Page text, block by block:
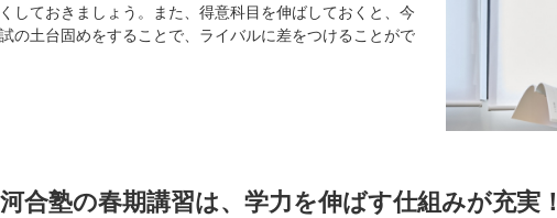
しておきましょう。また、得意科目を伸ばしておくと、今
の土台固めをすることで、ライバルに差をつけることがで
河合塾の春期講習は、学力を伸ばす仕組みが充実！